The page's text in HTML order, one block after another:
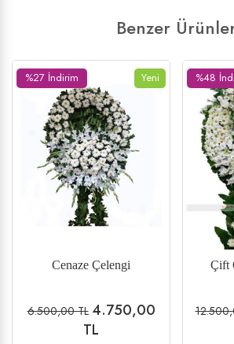
Benzer
%27 İndirim Yeni
Cenaze Çelengi
6.500,00 TL 4.750,00
TL
%48
Çift